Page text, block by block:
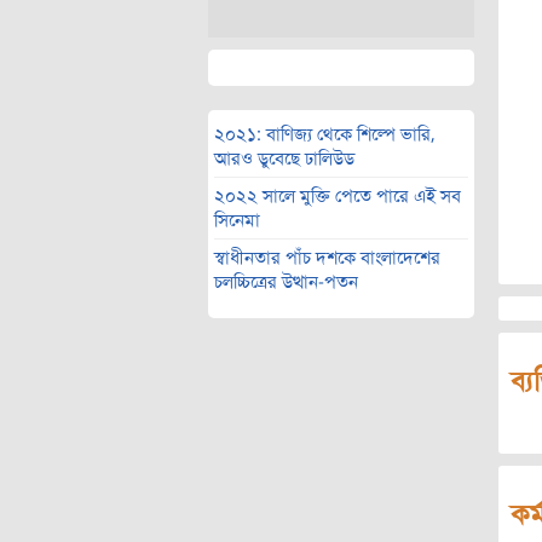
২০২১: বাণিজ্য থেকে শিল্পে ভারি,
আরও ডুবেছে ঢালিউড
২০২২ সালে মুক্তি পেতে পারে এই সব
সিনেমা
স্বাধীনতার পাঁচ দশকে বাংলাদেশের
চলচ্চিত্রের উত্থান-পতন